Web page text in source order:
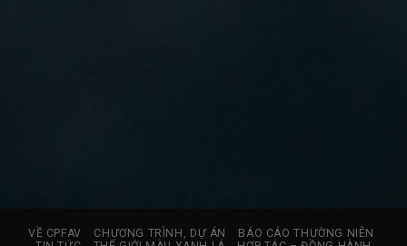
VỀ CPFAV CHƯƠNG TRÌNH, DỰ ÁN
BÁO CÁO THƯỜNG NIÊN